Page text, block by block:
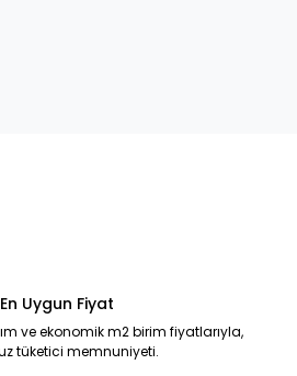
En Uygun Fiyat
ve ekonomik m2 birim fiyatlarıyla,
tüketici memnuniyeti.